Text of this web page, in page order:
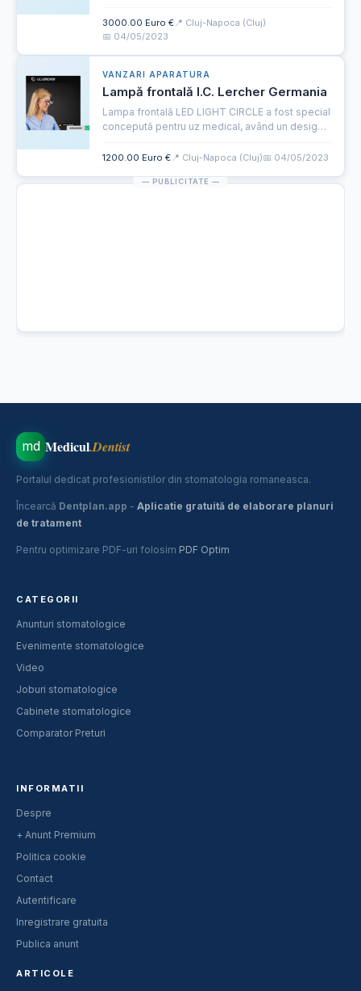
pe care le puteți discuta cu pacientul și le puteți
arh...
3000.00 Euro € 📍 Cluj-Napoca (Cluj)
📅 04/05/2023
VANZARI APARATURA
Lampă frontală I.C. Lercher Germania
Lampa frontală LED LIGHT CIRCLE a fost special
concepută pentru uz medical, având un design
în utilizare zilnică, indiferent de procedură. LED
1200.00 Euro € 📍 Cluj-Napoca (Cluj)📅 04/05/2023
md Medicul.Dentist
Portalul dedicat profesionistilor din stomatologia romaneasca.
Încearcă Dentplan.app - Aplicatie gratuită de elaborare planuri
de tratament
Pentru optimizare PDF-uri folosim PDF Optim
CATEGORII
Anunturi stomatologice
Evenimente stomatologice
Video
Joburi stomatologice
Cabinete stomatologice
Comparator Preturi
INFORMATII
Despre
+ Anunt Premium
Politica cookie
Contact
Autentificare
Inregistrare gratuita
Publica anunt
ARTICOLE